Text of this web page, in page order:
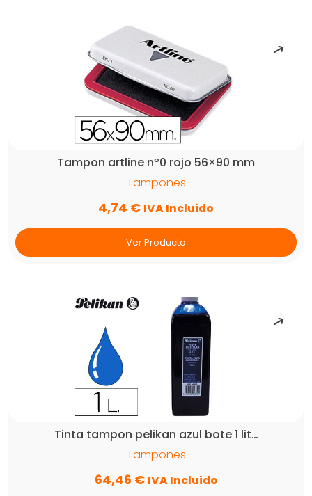
Tampon artline nº0 rojo 56×90 mm
Tampones
4,74 € IVA Incluido
Ver Producto
Tinta tampon pelikan azul bote 1 lit…
Tampones
64,46 € IVA Incluido